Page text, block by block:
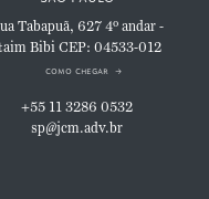
Tabapuã, 6274º andar -
BibiCEP: 04533-012
como chegar
+55 11 3286 0532
sp@jcm.adv.br